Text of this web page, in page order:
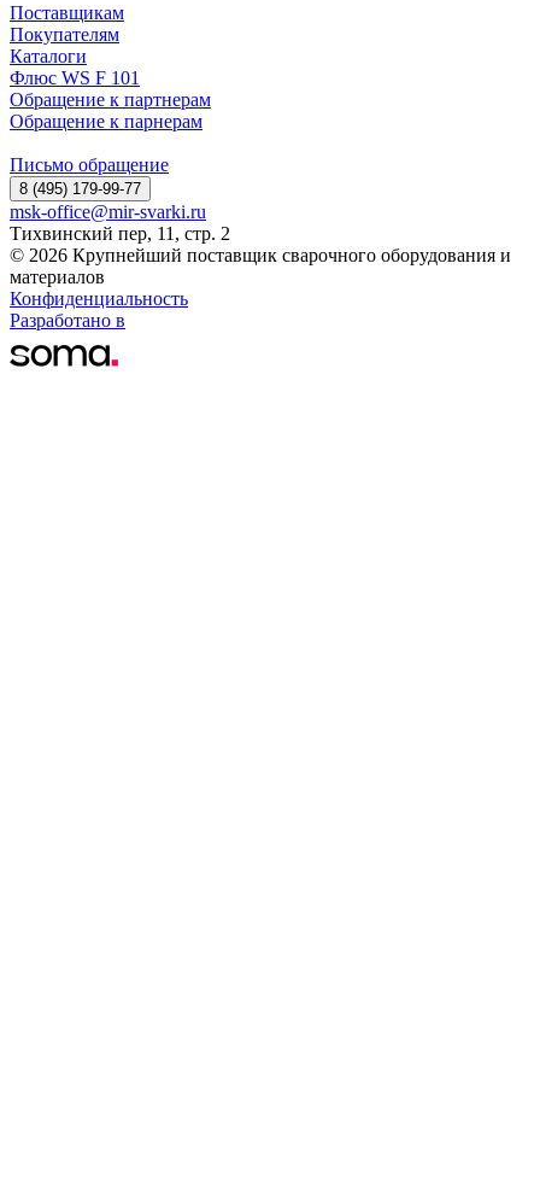
Поставщикам
Покупателям
Каталоги
Флюс WS F 101
Обращение к партнерам
Обращение к парнерам
Письмо обращение
8 (495) 179-99-77
msk-office@mir-svarki.ru
Тихвинский пер, 11, стр. 2
© 2026 Крупнейший поставщик сварочного оборудования и
материалов
Конфиденциальность
Разработано в